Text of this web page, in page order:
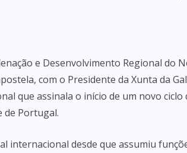
e Desenvolvimento Regional do
com o Presidente da Xunta da
que assinala o início de um novo
de Portugal.
internacional desde que assumiu